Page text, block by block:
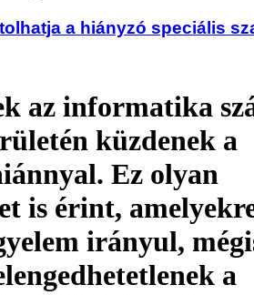
a hiányzó speciális
az informatika
küzdenek a
Ez olyan
is érint,
irányul,
a